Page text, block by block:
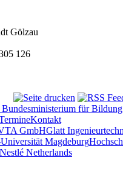
Gölzau
126
Kontakt
GmbHGlatt
Magdeburg
Nestlé Netherlands